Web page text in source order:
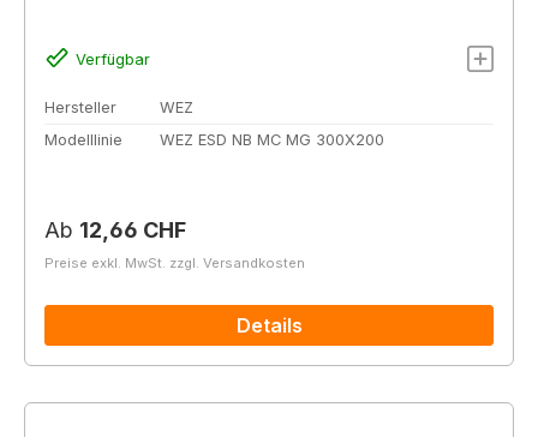
Verfügbar
Hersteller
WEZ
Modelllinie
WEZ ESD NB MC MG 300X200
Regulärer Preis:
Ab 12,66 CHF
Preise exkl. MwSt. zzgl. Versandkosten
Details